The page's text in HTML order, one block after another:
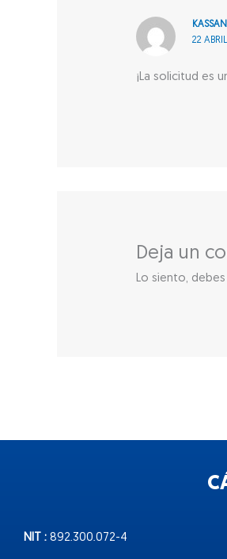
22
¡La solicitud es
Deja un
Lo siento,
NIT : 892.300.072-4